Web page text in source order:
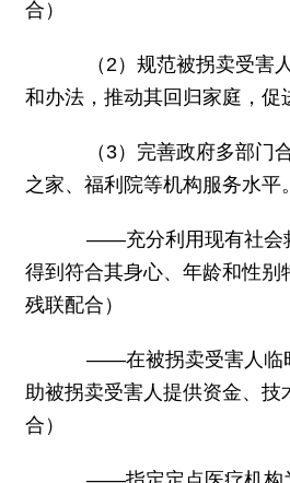
合）
（2）规范被拐卖受害人
和办法，推动其回归家庭，
（3）完善政府多部门合
之家、福利院等机构服务水
——充分利用现有社会救
得到符合其身心、年龄和性
残联配合）
——在被拐卖受害人临时
助被拐卖受害人提供资金、
合）